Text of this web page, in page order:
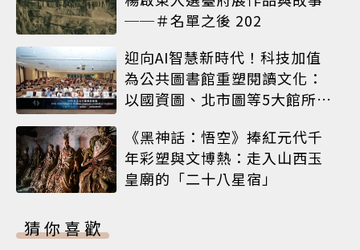
──＃名單之後 202
迎向AI智慧新時代！科技加值
為公共圖書館重塑閱讀文化：
以國資圖、北市圖等5大館所為
《黑神話：悟空》捧紅元代千
年彩塑與文博熱：走入山西玉
皇廟的「二十八星宿」
猜你喜歡